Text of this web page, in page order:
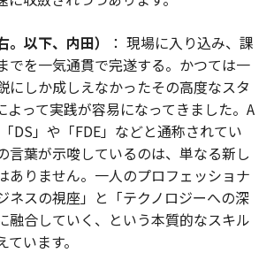
以下、内田）
： 現場に入り込み、課
でを一気通貫で完遂する。かつては一
にしか成しえなかったその高度なスタ
よって実践が容易になってきました。A
DS」や「FDE」などと通称されてい
言葉が示唆しているのは、単なる新し
ありません。一人のプロフェッショナ
ネスの視座」と「テクノロジーへの深
融合していく、という本質的なスキル
います。